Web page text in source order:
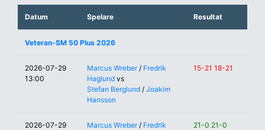
Datum Spelare Resultat
Veteran-SM 50 Plus 2026
2026-07-29
13:00
Marcus Wreber/ Fredrik
Haglund vs
Stefan Berglund / Joakim
Hansson
15-21 18-21
2026-07-29
Marcus Wreber/ Fredrik
21-0 21-0